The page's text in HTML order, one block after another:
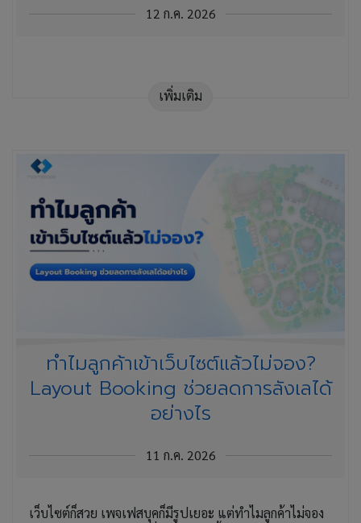
12 ก.ค. 2026
เพิ่มเติม
ทำไมลูกค้าเข้าเว็บไซต์แล้วไม่จอง?
Layout Booking ช่วยลดการลังเลได้
อย่างไร
11 ก.ค. 2026
เว็บไซต์ก็สวย เพจเฟสบุคก็มีรูปเยอะ แต่ทำไมลูกค้าไม่จอง